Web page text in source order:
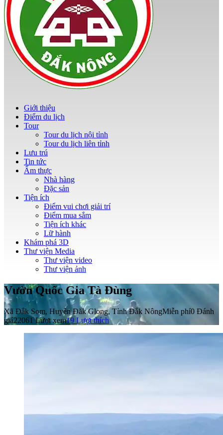
Giới thiệu
Điểm du lịch
Tour
Tour du lịch nội tỉnh
Tour du lịch liên tỉnh
Lưu trú
Tin tức
Ẩm thực
Nhà hàng
Đặc sản
Tiện ích
Điểm vui chơi giải trí
Điểm mua sắm
Tiện ích khác
Lữ hành
Khám phá 3D
Thư viện Media
Thư viện video
Thư viện ảnh
Vườn Quốc Gia Tà Đùng
Xã Đắk Som, Huyện Đăk Glong, Tỉnh Đắk NôngMiễn phí0 Đánh
giá22061 Lượt xem19 Lượt thích